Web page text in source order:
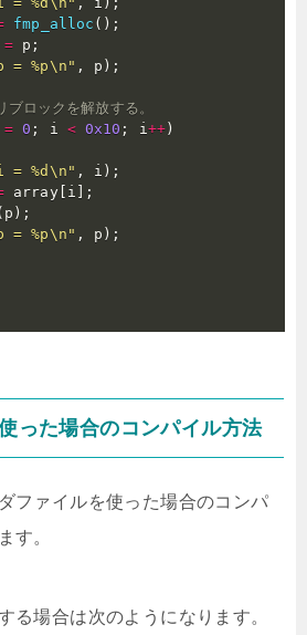
fmp_alloc ( ) ;
= p ;
= %p\n" , p ) ;
ロックを解放する。
= 0 ; i < 0x10 ; i ++)
= %d\n" , i ) ;
array[ i ] ;
p ) ;
= %p\n" , p ) ;
った場合のコンパイル方法
ファイルを使った場合のコンパ
す。
る場合は次のようになります。